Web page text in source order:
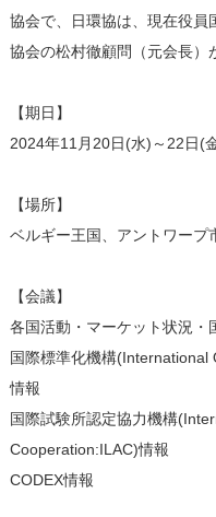
協会で、日環協は、現在役員
協会の松村徹顧問（元会長）
【期日】
2024年11月20日(水)～22日(
【場所】
ベルギー王国、アントワープ
【会議】
各国活動・マーケット状況・
国際標準化機構
情報
国際試験所認定協力機構
Cooperation:ILAC)情報
CODEX情報